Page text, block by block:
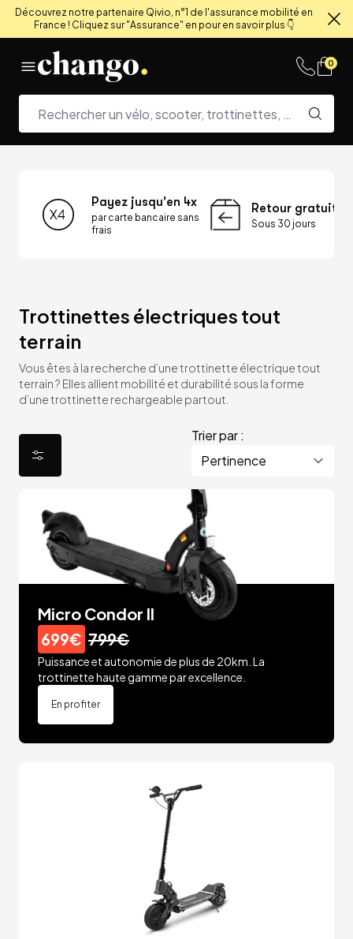
Découvrez notre partenaire Qivio, n°1 de l'assurance mobilité en
France ! Cliquez sur "Assurance" en pour en savoir plus 👇
0
Payez jusqu'en 4x
par carte bancaire sans
frais
Retour gratuit
Sous 30 jours
Trottinettes électriques tout
terrain
Vous êtes à la recherche d’une trottinette électrique tout
terrain ? Elles allient mobilité et durabilité sous la forme
d’une trottinette rechargeable partout.
Trier par :
Micro Condor II
699€ 799€
Puissance et autonomie de plus de 20km. La
trottinette haute gamme par excellence.
En profiter